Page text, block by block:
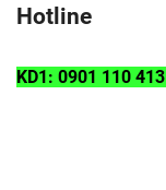
Hotline
KD1: 0901 110 413